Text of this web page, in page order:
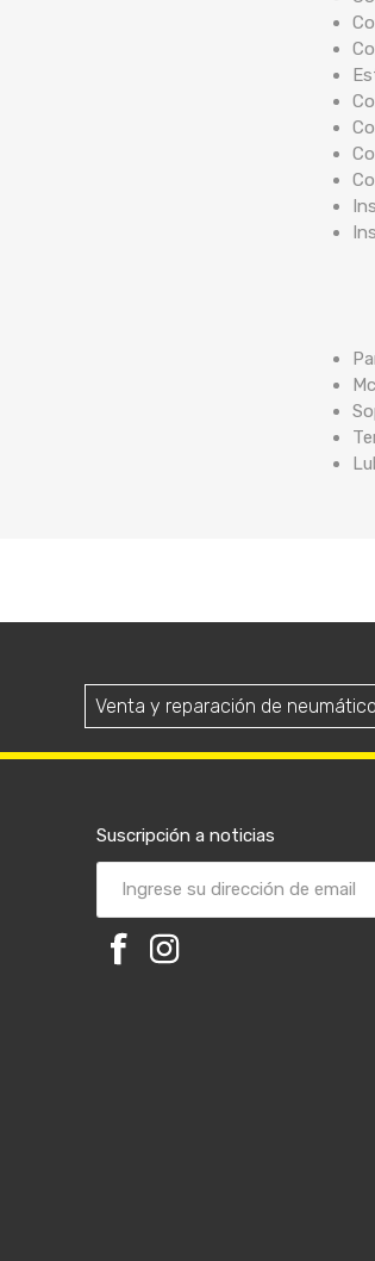
Venta y reparación de
Suscripción a noticias